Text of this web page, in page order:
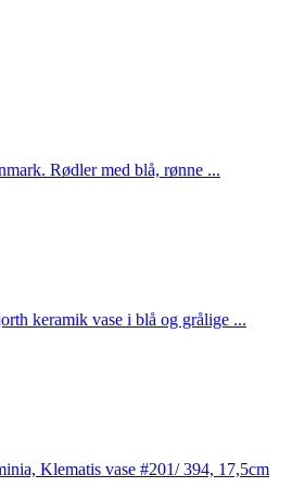
Rødler med blå, rønne ...
keramik vase i blå og grålige ...
Klematis vase #201/ 394, 17,5cm